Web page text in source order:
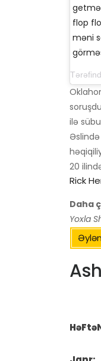
flop
məni
ilə
20
Rick
Daha
Yoxla